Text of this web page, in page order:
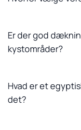
Er der god
kystområder?
Hvad er et
det?